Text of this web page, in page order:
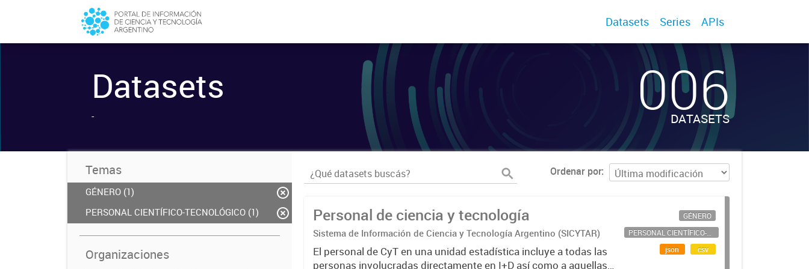
Datasets Series APIs
Datasets
- 006
DATASETS
Temas
GÉNERO (1)
PERSONAL CIENTÍFICO-TECNOLÓGICO (1)
Organizaciones
Ordenar por
Personal de ciencia y tecnología
Sistema de Información de Ciencia y Tecnología Argentino (SICYTAR)
El personal de CyT en una unidad estadística incluye a todas las
personas involucradas directamente en I+D así como a aquellas
GÉNERO
PERSONAL CIENTÍFICO-TECNOLÓGICO
json
csv